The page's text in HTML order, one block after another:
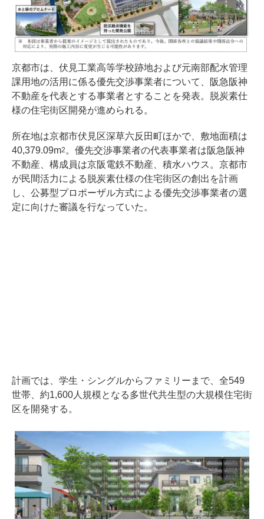
京都市は、伏見工業高等学校跡地および元南部配水管理
課用地の活用に係る優先交渉事業者について、阪急阪神
不動産を代表とする事業者とすることを発表。脱炭素仕
様の住宅街区開発が進められる。
所在地は京都市伏見区深草六反田町ほかで、敷地面積は
40,379.09m2 。優先交渉事業者の代表事業者は阪急阪神
不動産、構成員は京阪電鉄不動産、積水ハウス。京都市
が民間活力による脱炭素仕様の住宅街区の創出を計画
し、公募型プロポーザル方式による優先交渉事業者の選
定に向けた審議を行なっていた。
計画では、学生・シングルからファミリーまで、全549
世帯、約1,600人規模となる多世代共生型の大規模住宅街
区を開発する。